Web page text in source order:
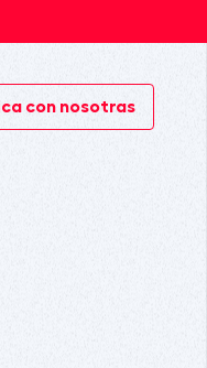
con nosotras